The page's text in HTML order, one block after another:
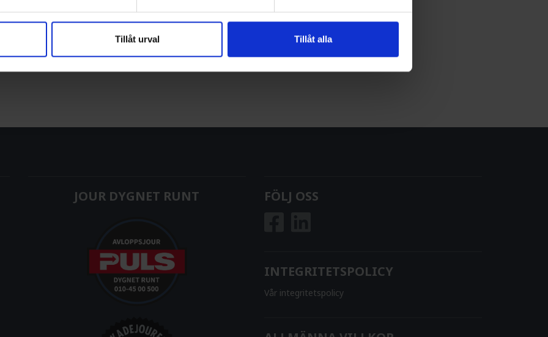
Tillåt urval Tillåt alla
genomgått en fördjupad
i praktiken. Utbildningen genomfördes förra
användning och hur den nya tekniken bäst
JOUR DYGNET RUNT FÖLJ OSS
INTEGRITETSPOLICY
Vår integritetspolicy